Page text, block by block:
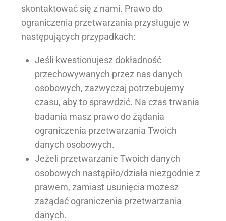
skontaktować się z nami. Prawo do
ograniczenia przetwarzania przysługuje w
następujących przypadkach:
Jeśli kwestionujesz dokładność
przechowywanych przez nas danych
osobowych, zazwyczaj potrzebujemy
czasu, aby to sprawdzić. Na czas trwania
badania masz prawo do żądania
ograniczenia przetwarzania Twoich
danych osobowych.
Jeżeli przetwarzanie Twoich danych
osobowych nastąpiło/działa niezgodnie z
prawem, zamiast usunięcia możesz
zażądać ograniczenia przetwarzania
danych.